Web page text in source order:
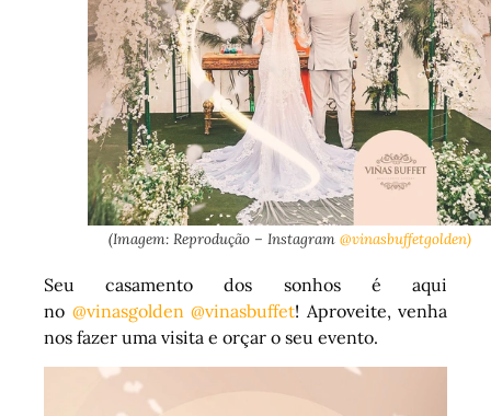
(Imagem: Reprodução – Instagram @vinasbuffetgolden)
Seu casamento dos sonhos é aqui
no @vinasgolden @vinasbuffet! Aproveite, venha
nos fazer uma visita e orçar o seu evento.